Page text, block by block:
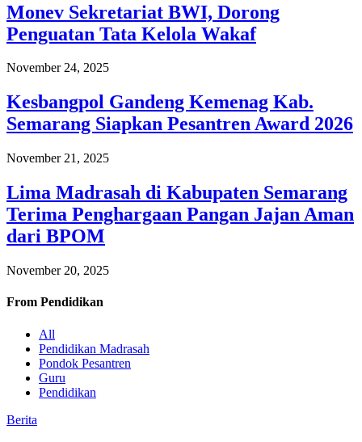
Monev Sekretariat BWI, Dorong
Penguatan Tata Kelola Wakaf
November 24, 2025
Kesbangpol Gandeng Kemenag Kab.
Semarang Siapkan Pesantren Award 2026
November 21, 2025
Lima Madrasah di Kabupaten Semarang
Terima Penghargaan Pangan Jajan Aman
dari BPOM
November 20, 2025
From Pendidikan
All
Pendidikan Madrasah
Pondok Pesantren
Guru
Pendidikan
Berita